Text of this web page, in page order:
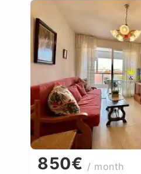
850€ / month